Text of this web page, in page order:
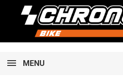
MENU